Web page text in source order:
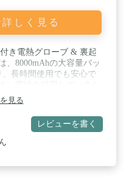
しく見る
付き電熱グローブ & 裏起
、8000mAhの大容量バッ
長時間使用でも安心で
量を実現しています。卵
も便利です。裏起毛の
かいため、温度があまり
境への配慮から低温設定
イク用グローブ & スマホ
見る
レビューを書く